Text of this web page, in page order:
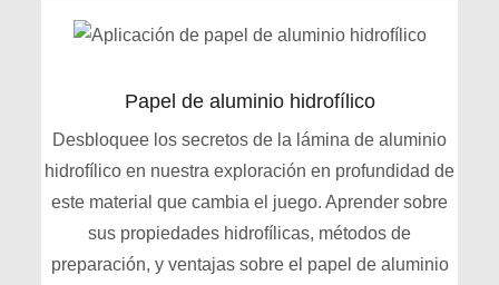
Papel de aluminio hidrofílico
Desbloquee los secretos de la lámina de aluminio
hidrofílico en nuestra exploración en profundidad de
este material que cambia el juego. Aprender sobre
sus propiedades hidrofílicas, métodos de
preparación, y ventajas sobre el papel de aluminio